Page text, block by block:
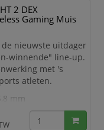
haperingen
van 80 uur zorgt
2 DEX
Gaming Muis
nieuwste uitdager
winnende" line-up.
met 's
atleten.
mm
mm
mm